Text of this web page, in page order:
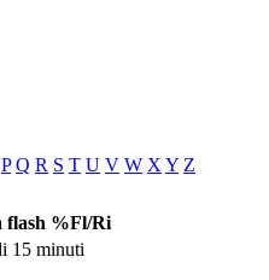
P Q R S T U V W X Y Z
flash %Fl/Ri
15 minuti